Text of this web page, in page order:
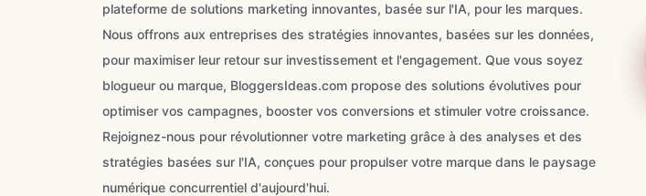
plateforme de solutions marketing innovantes, basée sur l'IA, pour les marques.
Nous offrons aux entreprises des stratégies innovantes, basées sur les données,
pour maximiser leur retour sur investissement et l'engagement. Que vous soyez
blogueur ou marque, BloggersIdeas.com propose des solutions évolutives pour
optimiser vos campagnes, booster vos conversions et stimuler votre croissance.
Rejoignez-nous pour révolutionner votre marketing grâce à des analyses et des
stratégies basées sur l'IA, conçues pour propulser votre marque dans le paysage
numérique concurrentiel d'aujourd'hui.